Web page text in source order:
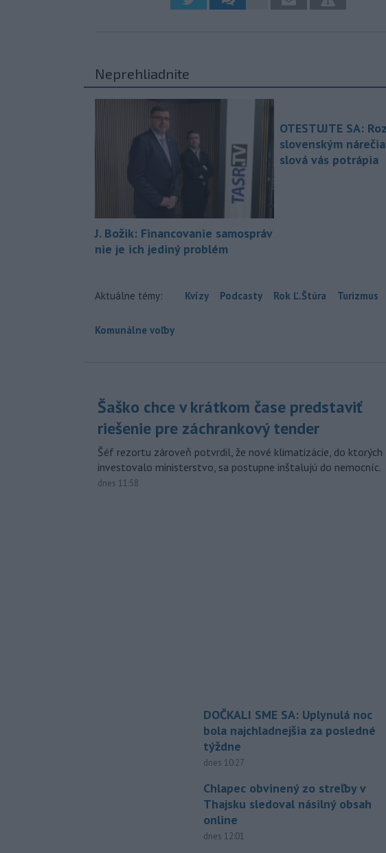
Neprehliadnite
J. Božik: Financovanie samospráv
nie je ich jediný problém
OTESTUJTE SA:
slovenským
slová vás potrápia
Aktuálne témy: Kvízy Podcasty Rok Ľ.Štúra Turizmus
Komunálne voľby
Šaško chce v krátkom čase predstaviť
riešenie pre záchrankový tender
Šéf rezortu zároveň potvrdil, že nové klimatizácie, do ktorých
investovalo ministerstvo, sa postupne inštalujú do nemocníc.
dnes 11:58
DOČKALI SME SA: Uplynulá noc
bola najchladnejšia za posledné
týždne
dnes 10:27
Chlapec obvinený zo streľby v
Thajsku sledoval násilný obsah
online
dnes 12:01